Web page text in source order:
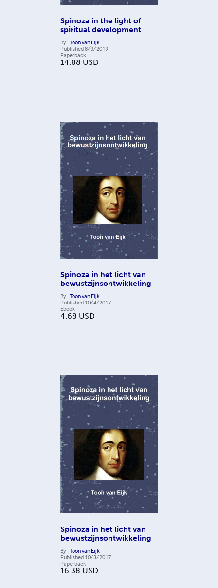
Spinoza in the light of
spiritual development
By Toon van Eijk
Published8/3/2019
Paperback
14.88 USD
Spinoza in het licht van
bewustzijnsontwikkeling
By Toon van Eijk
Published 10/4/2017
Ebook
4.68 USD
Spinoza in het licht van
bewustzijnsontwikkeling
By Toon van Eijk
Published 10/3/2017
Paperback
16.38 USD